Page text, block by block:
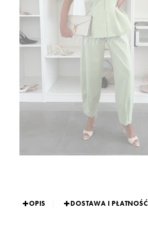
OPIS DOSTAWA I PŁATNOŚĆ